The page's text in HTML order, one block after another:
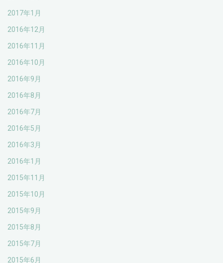
2017年1月
2016年12月
2016年11月
2016年10月
2016年9月
2016年8月
2016年7月
2016年5月
2016年3月
2016年1月
2015年11月
2015年10月
2015年9月
2015年8月
2015年7月
2015年6月